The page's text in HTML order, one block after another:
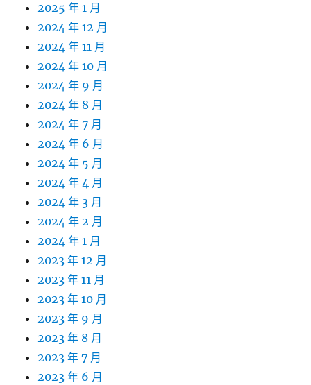
2025 年 1 月
2024 年 12 月
2024 年 11 月
2024 年 10 月
2024 年 9 月
2024 年 8 月
2024 年 7 月
2024 年 6 月
2024 年 5 月
2024 年 4 月
2024 年 3 月
2024 年 2 月
2024 年 1 月
2023 年 12 月
2023 年 11 月
2023 年 10 月
2023 年 9 月
2023 年 8 月
2023 年 7 月
2023 年 6 月